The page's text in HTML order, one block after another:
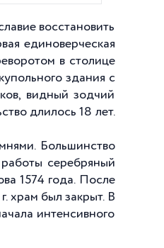
восстановить
единоверческая
в столице
здания с
видный зодчий
длилось 18 лет.
Большинство
серебряный
1574 года. После
храм был закрыт. В
интенсивного